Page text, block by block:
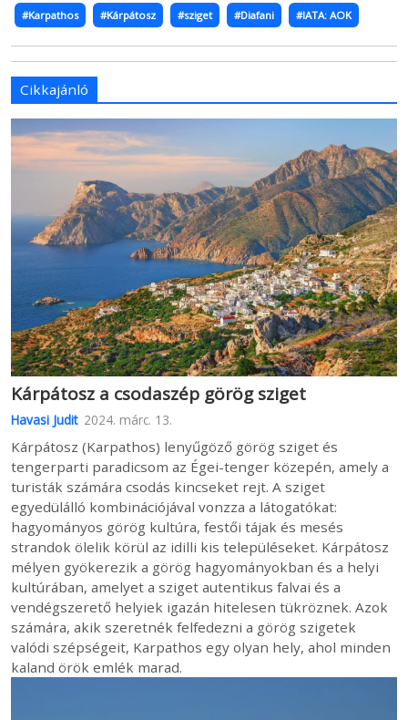
#Karpathos #Kárpátosz #sziget #Diafani #IATA: AOK
Cikkajánló
Kárpátosz a csodaszép görög sziget
Havasi Judit 2024. márc. 13.
Kárpátosz (Karpathos) lenyűgöző görög sziget és
tengerparti paradicsom az Égei-tenger közepén, amely a
turisták számára csodás kincseket rejt. A sziget
egyedülálló kombinációjával vonzza a látogatókat:
hagyományos görög kultúra, festői tájak és mesés
strandok ölelik körül az idilli kis településeket. Kárpátosz
mélyen gyökerezik a görög hagyományokban és a helyi
kultúrában, amelyet a sziget autentikus falvai és a
vendégszerető helyiek igazán hitelesen tükröznek. Azok
számára, akik szeretnék felfedezni a görög szigetek
valódi szépségeit, Karpathos egy olyan hely, ahol minden
kaland örök emlék marad.